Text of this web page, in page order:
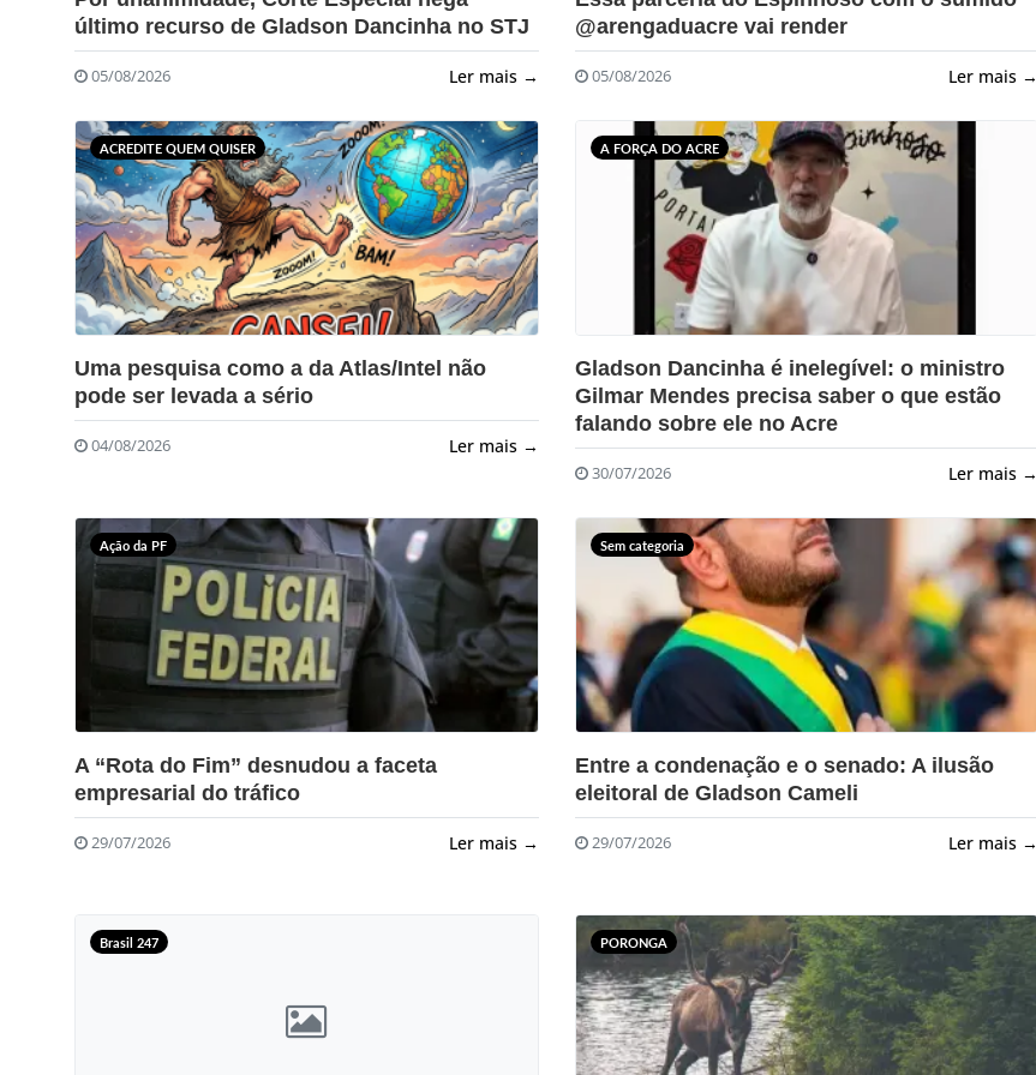
último recurso de Gladson Dancinha no STJ
05/08/2026 Ler mais →
@arengaduacre vai render
05/08/2026 Ler mais →
ACREDITE QUEM QUISER
?>
Uma pesquisa como a da Atlas/Intel não
pode ser levada a sério
04/08/2026 Ler mais →
A FORÇA DO ACRE
?>
Gladson Dancinha é inelegível: o ministro
Gilmar Mendes precisa saber o que estão
falando sobre ele no Acre
30/07/2026 Ler mais →
Ação da PF
?>
A “Rota do Fim” desnudou a faceta
empresarial do tráfico
29/07/2026 Ler mais →
Sem categoria
?>
Entre a condenação e o senado: A ilusão
eleitoral de Gladson Cameli
29/07/2026 Ler mais →
Brasil 247 PORONGA